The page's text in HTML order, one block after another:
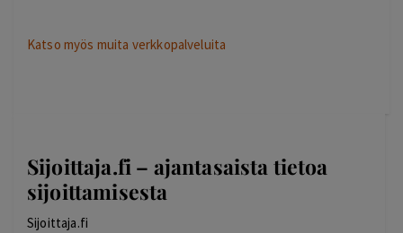
Katso myös muita verkkopalveluita
Sijoittaja.fi – ajantasaista tietoa
sijoittamisesta
Sijoittaja.fi